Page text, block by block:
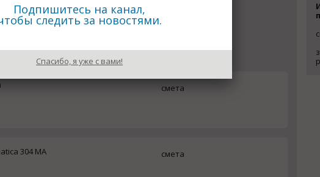
смета
304 MA смета
Подпишитесь на канал,
следить за новостями.
Спасибо, я уже с вами!